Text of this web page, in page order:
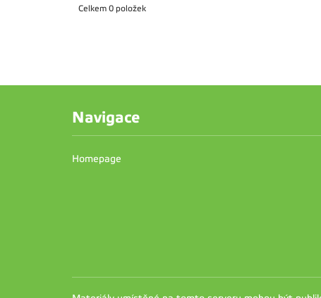
Celkem 0 položek
Navigace
Homepage